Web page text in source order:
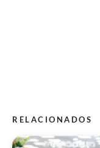
RELACIONADOS